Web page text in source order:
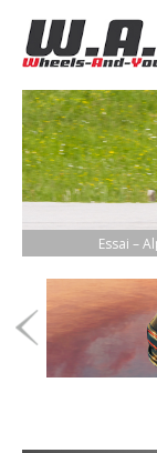
Essai –